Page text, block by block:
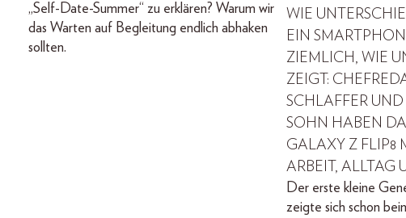
„Self-Date-Summer“ zu erklären? Warum wir
das Warten auf Begleitung endlich abhaken
sollten.
WIE
EIN
ZIEMLICH, WIE
ZEIGT:
SCHLAFFER UND
SOHN HABEN
GALAXY Z FLIP8
ARBEIT, ALLTAG
Der erste kleine
zeigte sich schon